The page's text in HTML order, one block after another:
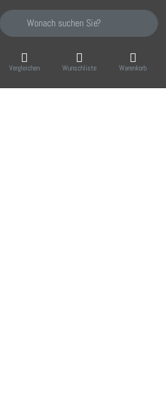
Geben Sie einen Suchbegriff ein. Während
Vergleichen Wunschliste Warenkorb